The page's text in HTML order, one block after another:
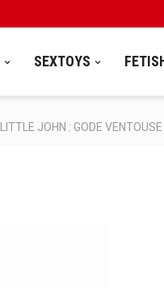
SEXTOYS
LITTLE JOHN : GODE